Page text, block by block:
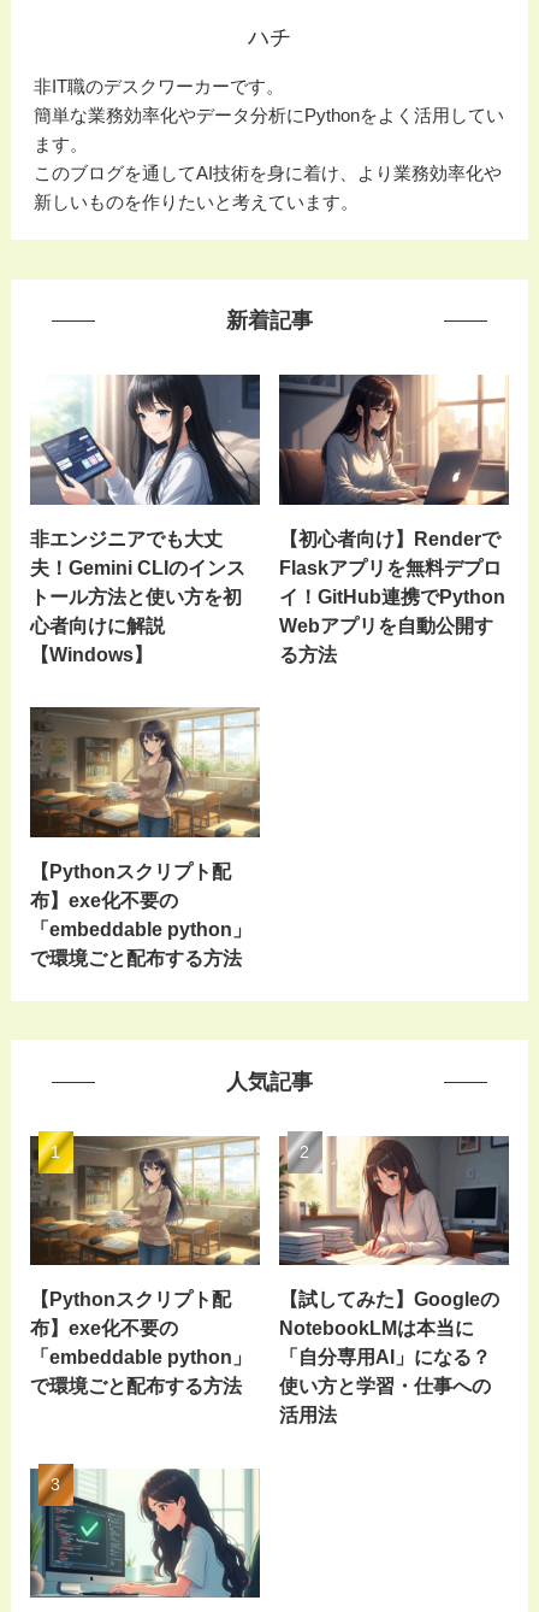
ハチ
非IT職のデスクワーカーです。
簡単な業務効率化やデータ分析にPythonをよく活用してい
ます。
このブログを通してAI技術を身に着け、より業務効率化や
新しいものを作りたいと考えています。
新着記事
非エンジニアでも大丈
夫！Gemini CLIのインス
トール方法と使い方を初
心者向けに解説
【Windows】
【初心者向け】Renderで
Flaskアプリを無料デプロ
イ！GitHub連携でPython
Webアプリを自動公開す
る方法
【Pythonスクリプト配
布】exe化不要の
「embeddable python」
で環境ごと配布する方法
人気記事
【Pythonスクリプト配
布】exe化不要の
「embeddable python」
で環境ごと配布する方法
【試してみた】Googleの
NotebookLMは本当に
「自分専用AI」になる？
使い方と学習・仕事への
活用法